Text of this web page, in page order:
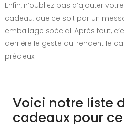
Enfin, n’oubliez pas d’ajouter
cadeau, que ce soit par un
emballage spécial. Après tout,
derrière le geste qui rendent le
précieux.
Voici notre liste
cadeaux pour